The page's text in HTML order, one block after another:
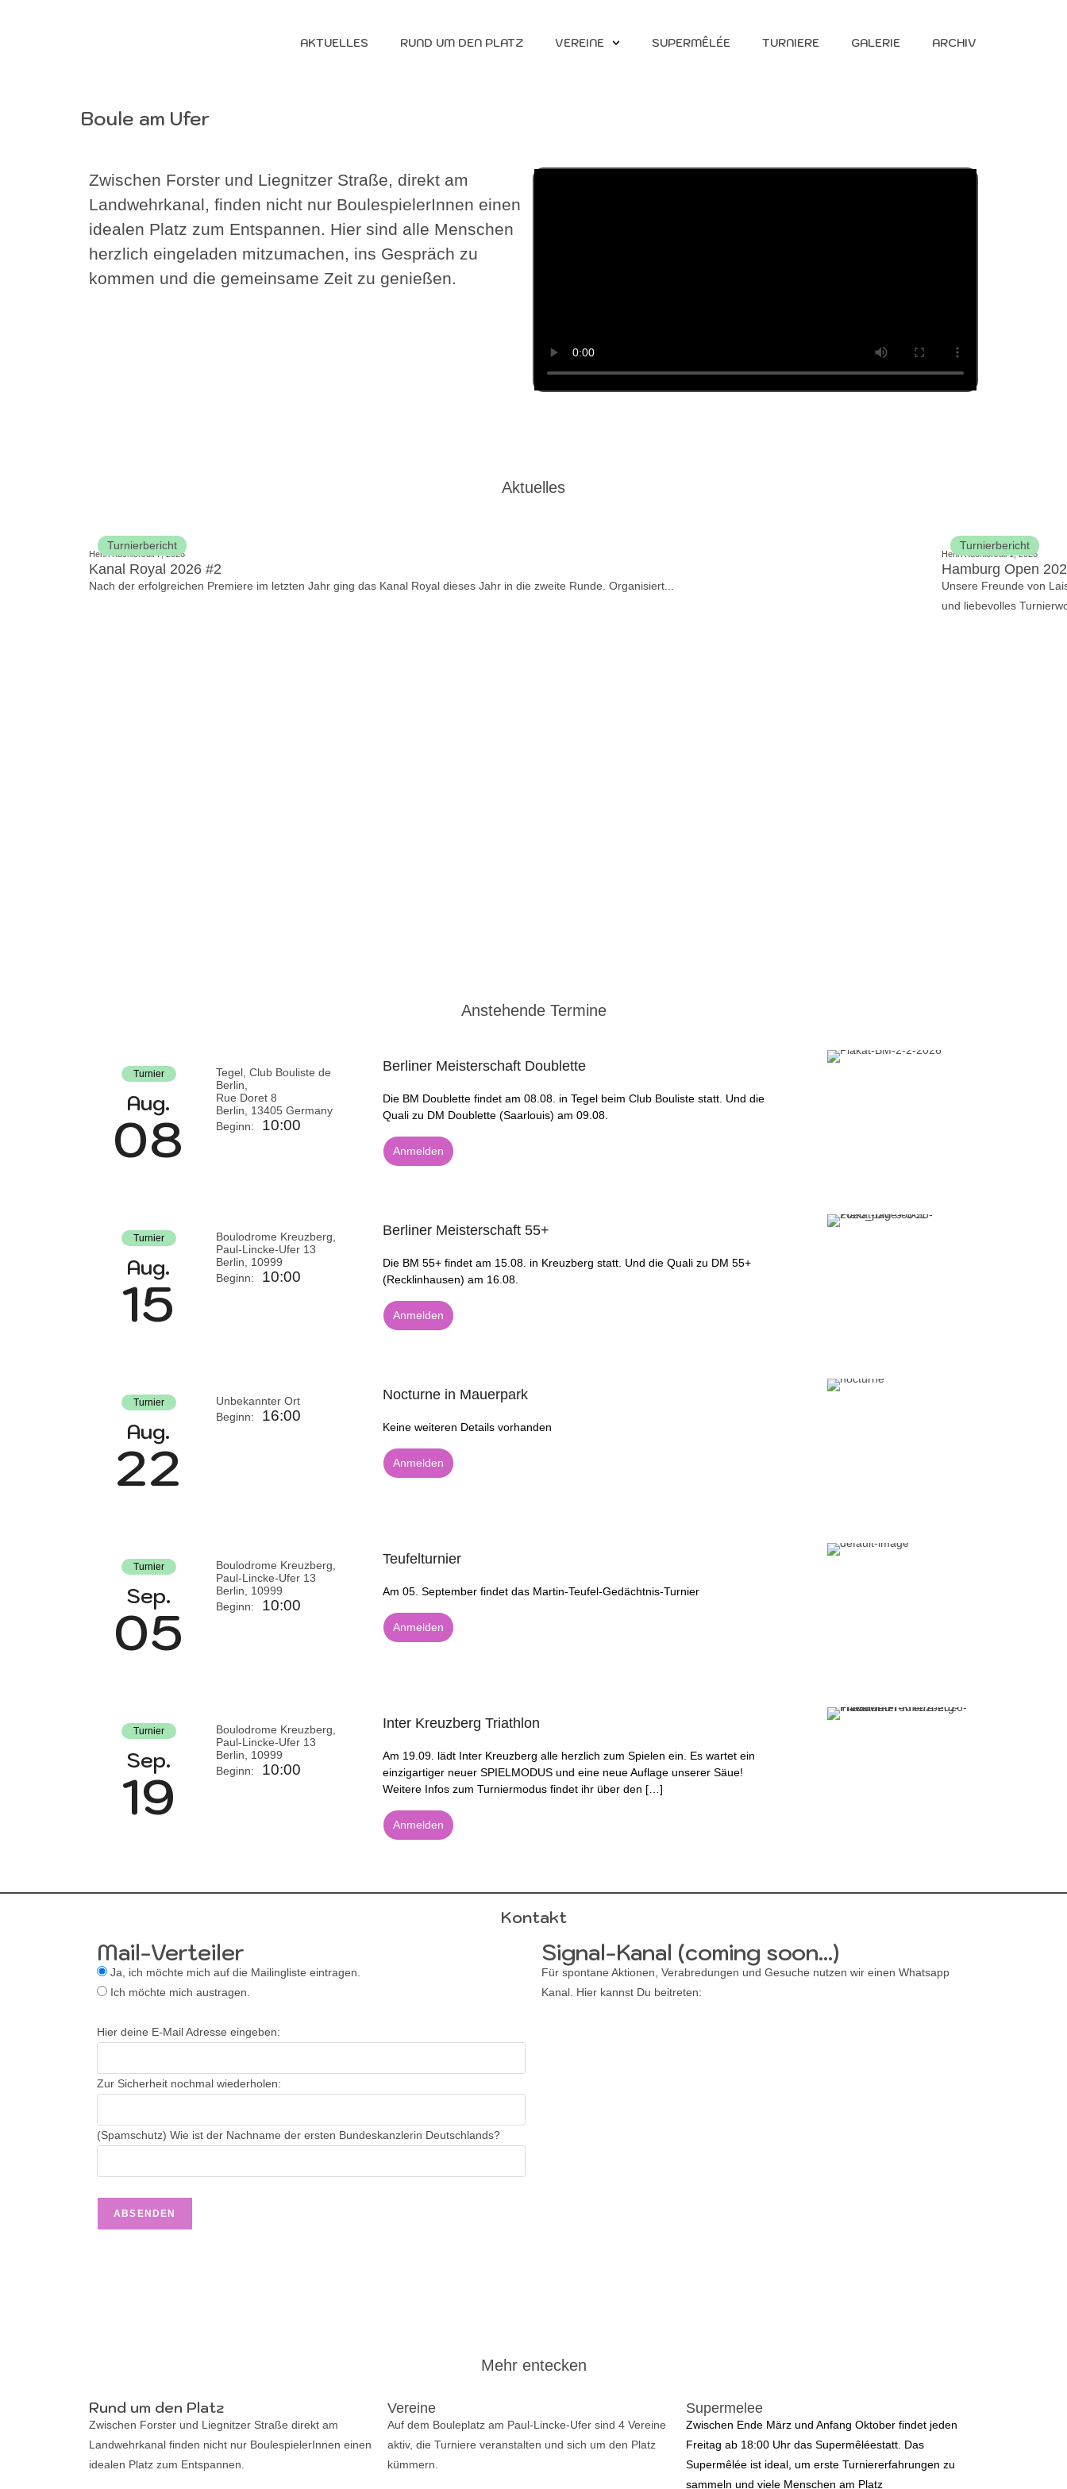
AKTUELLES RUND UM DEN PLATZ VEREINE SUPERMÊLÉE TURNIERE GALERIE ARCHIV
Boule am Ufer
Zwischen Forster und Liegnitzer Straße, direkt am
Landwehrkanal, finden nicht nur BoulespielerInnen einen
idealen Platz zum Entspannen. Hier sind alle Menschen
herzlich eingeladen mitzumachen, ins Gespräch zu
kommen und die gemeinsame Zeit zu genießen.
Aktuelles
Turnierbericht
Henri KüchlerJuli 7, 2026
Kanal Royal 2026 #2
Nach der erfolgreichen Premiere im letzten Jahr ging das Kanal Royal dieses Jahr in die zweite Runde. Organisiert...
Turnierbericht
Henri KüchlerJuli 1, 2026
Hamburg Open
Unsere Freunde von
und liebevolles
Anstehende Termine
Turnier
Aug.
08
Tegel, Club Bouliste de
Berlin,
Rue Doret 8
Berlin
13405 Germany
Beginn:
10:00
Berliner Meisterschaft Doublette
Die BM Doublette findet am 08.08. in Tegel beim Club Bouliste statt. Und die
Quali zu DM Doublette (Saarlouis) am 09.08.
Anmelden
Turnier
Aug.
15
Boulodrome Kreuzberg,
Paul-Lincke-Ufer 13
Berlin
10999
Beginn:
10:00
Berliner Meisterschaft 55+
Die BM 55+ findet am 15.08. in Kreuzberg statt. Und die Quali zu DM 55+
(Recklinhausen) am 16.08.
Anmelden
Turnier
Aug.
22
Unbekannter Ort
Beginn:
16:00
Nocturne in Mauerpark
Keine weiteren Details vorhanden
Anmelden
Turnier
Sep.
05
Boulodrome Kreuzberg,
Paul-Lincke-Ufer 13
Berlin
10999
Beginn:
10:00
Teufelturnier
Am 05. September findet das Martin-Teufel-Gedächtnis-Turnier
Anmelden
Turnier
Sep.
19
Boulodrome Kreuzberg,
Paul-Lincke-Ufer 13
Berlin
10999
Beginn:
10:00
Inter Kreuzberg Triathlon
Am 19.09. lädt Inter Kreuzberg alle herzlich zum Spielen ein. Es wartet ein
einzigartiger neuer SPIELMODUS und eine neue Auflage unserer Säue!
Weitere Infos zum Turniermodus findet ihr über den […]
Anmelden
Kontakt
Mail-Verteiler
Ja, ich möchte mich auf die Mailingliste eintragen.
Ich möchte mich austragen.
Hier deine E-Mail Adresse eingeben:
Zur Sicherheit nochmal wiederholen:
(Spamschutz) Wie ist der Nachname der ersten Bundeskanzlerin Deutschlands?
Signal-Kanal (coming soon...)
Für spontane Aktionen, Verabredungen und Gesuche nutzen wir einen Whatsapp
Kanal. Hier kannst Du beitreten:
Mehr entecken
Rund um den Platz
Zwischen Forster und Liegnitzer Straße direkt am
Landwehrkanal finden nicht nur BoulespielerInnen einen
idealen Platz zum Entspannen.
Vereine
Auf dem Bouleplatz am Paul-Lincke-Ufer sind 4 Vereine
aktiv, die Turniere veranstalten und sich um den Platz
kümmern.
Supermelee
Zwischen Ende März und Anfang Oktober findet jeden
Freitag ab 18:00 Uhr das Supermêléestatt. Das
Supermêlée ist ideal, um erste Turniererfahrungen zu
sammeln und viele Menschen am Platz